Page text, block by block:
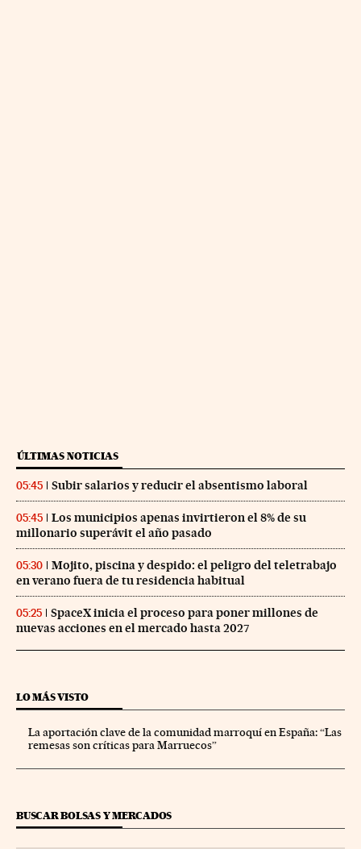
ÚLTIMAS NOTICIAS
05:45 Subir salarios y reducir el absentismo laboral
05:45
Los municipios apenas invirtieron el 8% de su
millonario superávit el año pasado
05:30
Mojito, piscina y despido: el peligro del teletrabajo
en verano fuera de tu residencia habitual
05:25
SpaceX inicia el proceso para poner millones de
nuevas acciones en el mercado hasta 2027
LO MÁS VISTO
La aportación clave de la comunidad marroquí en España: “Las
remesas son críticas para Marruecos”
BUSCAR BOLSAS Y MERCADOS